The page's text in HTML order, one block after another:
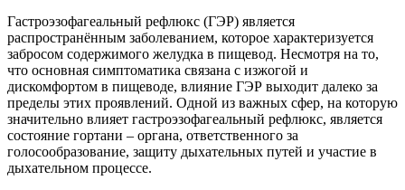
Гастроэзофагеальный рефлюкс (ГЭР) является
распространённым заболеванием, которое характеризуется
забросом содержимого желудка в пищевод. Несмотря на то,
что основная симптоматика связана с изжогой и
дискомфортом в пищеводе, влияние ГЭР выходит далеко за
пределы этих проявлений. Одной из важных сфер, на которую
значительно влияет гастроэзофагеальный рефлюкс, является
состояние гортани – органа, ответственного за
голосообразование, защиту дыхательных путей и участие в
дыхательном процессе.